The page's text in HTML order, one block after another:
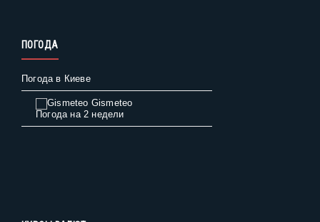
ПОГОДА
Погода в Киеве
Gismeteo
Погода на 2 недели